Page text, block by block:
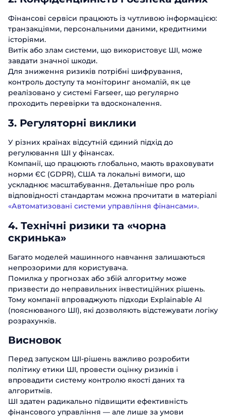
Фінансові сервіси працюють із чутливою інформацією:
транзакціями, персональними даними, кредитними
історіями.
Витік або злам системи, що використовує ШІ, може
завдати значної шкоди.
Для зниження ризиків потрібні шифрування,
контроль доступу та моніторинг аномалій, як це
реалізовано у системі Farseer, що регулярно
проходить перевірки та вдосконалення.
3. Регуляторні виклики
У різних країнах відсутній єдиний підхід до
регулювання ШІ у фінансах.
Компанії, що працюють глобально, мають враховувати
норми ЄС (GDPR), США та локальні вимоги, що
ускладнює масштабування. Детальніше про роль
відповідності стандартам можна прочитати в матеріалі
«Автоматизовані системи управління фінансами».
4. Технічні ризики та «чорна
скринька»
Багато моделей машинного навчання залишаються
непрозорими для користувача.
Помилка у прогнозах або збій алгоритму може
призвести до неправильних інвестиційних рішень.
Тому компанії впроваджують підходи Explainable AI
(пояснюваного ШІ), які дозволяють відстежувати логіку
розрахунків.
Висновок
Перед запуском ШІ-рішень важливо розробити
політику етики ШІ, провести оцінку ризиків і
впровадити систему контролю якості даних та
алгоритмів.
ШІ здатен радикально підвищити ефективність
фінансового управління — але лише за умови
Посада
Назва компанії
Відправити
Відправити